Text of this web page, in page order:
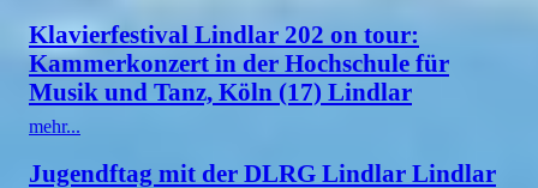
Klavierfestival Lindlar 202 on tour:
Kammerkonzert in der Hochschule für
Musik und Tanz, Köln (17) Lindlar
mehr...
Jugendftag mit der DLRG Lindlar Lindlar